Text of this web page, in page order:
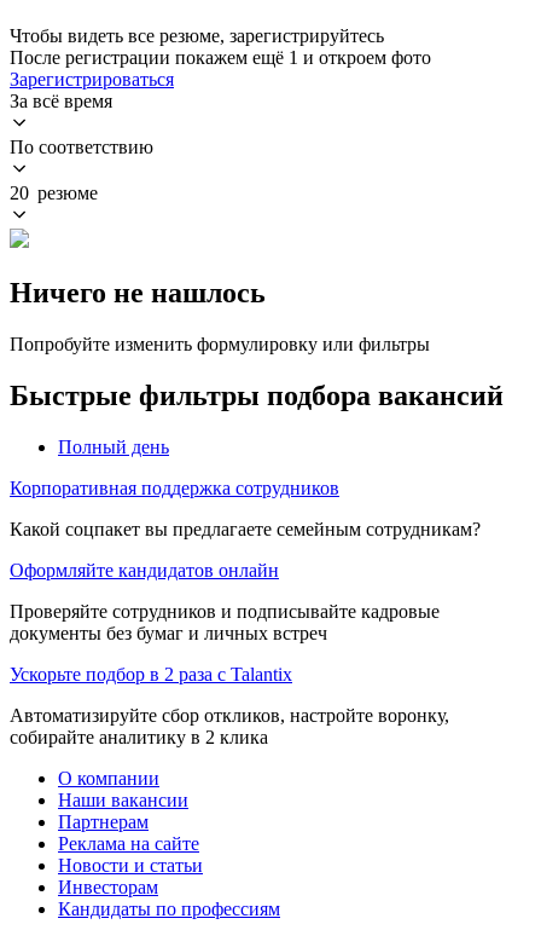
Чтобы видеть все резюме, зарегистрируйтесь
После регистрации покажем ещё 1 и откроем фото
Зарегистрироваться
За всё время
По соответствию
20 резюме
Ничего не нашлось
Попробуйте изменить формулировку или фильтры
Быстрые фильтры подбора вакансий
Полный день
Корпоративная поддержка сотрудников
Какой соцпакет вы предлагаете семейным сотрудникам?
Оформляйте кандидатов онлайн
Проверяйте сотрудников и подписывайте кадровые
документы без бумаг и личных встреч
Ускорьте подбор в 2 раза с Talantix
Автоматизируйте сбор откликов, настройте воронку,
собирайте аналитику в 2 клика
О компании
Наши вакансии
Партнерам
Реклама на сайте
Новости и статьи
Инвесторам
Кандидаты по профессиям